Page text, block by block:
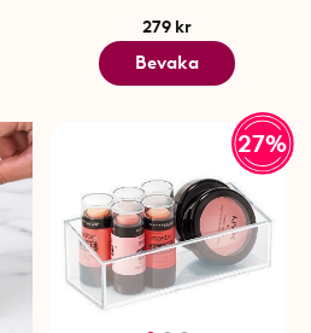
279 kr
Bevaka
27%